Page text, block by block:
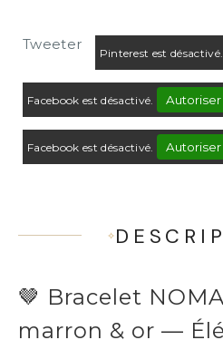
Tweeter
Pinterest est désactivé.
Facebook est désactivé. Autoriser
Facebook est désactivé. Autoriser
🤎 Bracelet
marron & or —